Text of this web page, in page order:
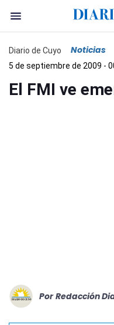
Diario de Cuyo Noticias
5 de septiembre de 2009 -
El FMI ve
Por Redacción